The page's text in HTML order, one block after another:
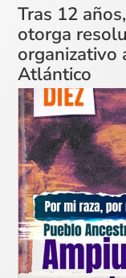
Tras 12
otorga
organizativo
Atlántico